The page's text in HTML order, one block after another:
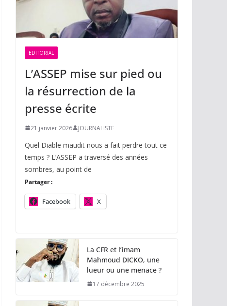
EDITORIAL
L’ASSEP mise sur pied ou
la résurrection de la
presse écrite
21 janvier 2026 JOURNALISTE
Quel Diable maudit nous a fait perdre tout ce
temps ? L’ASSEP a traversé des années
sombres, au point de
Partager :
Facebook X
La CFR et l’imam
Mahmoud DICKO, une
lueur ou une menace ?
17 décembre 2025